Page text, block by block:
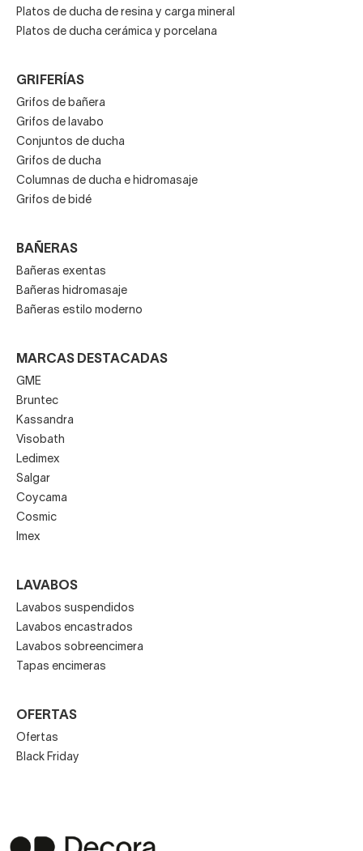
Platos de ducha de resina y carga mineral
Platos de ducha cerámica y porcelana
GRIFERÍAS
Grifos de bañera
Grifos de lavabo
Conjuntos de ducha
Grifos de ducha
Columnas de ducha e hidromasaje
Grifos de bidé
BAÑERAS
Bañeras exentas
Bañeras hidromasaje
Bañeras estilo moderno
MARCAS DESTACADAS
GME
Bruntec
Kassandra
Visobath
Ledimex
Salgar
Coycama
Cosmic
Imex
LAVABOS
Lavabos suspendidos
Lavabos encastrados
Lavabos sobreencimera
Tapas encimeras
OFERTAS
Ofertas
Black Friday